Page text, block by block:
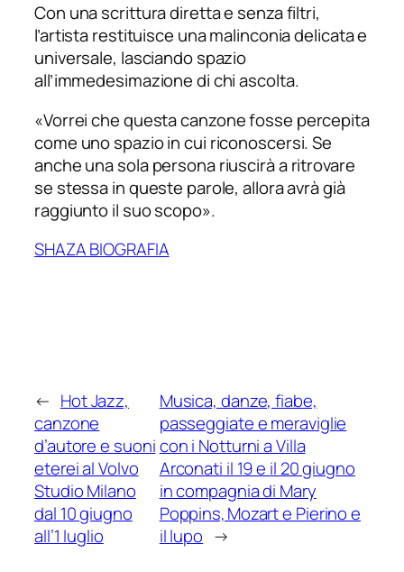
Con una scrittura diretta e senza filtri,
l’artista restituisce una malinconia delicata e
universale, lasciando spazio
all’immedesimazione di chi ascolta.
«Vorrei che questa canzone fosse percepita
come uno spazio in cui riconoscersi. Se
anche una sola persona riuscirà a ritrovare
se stessa in queste parole, allora avrà già
raggiunto il suo scopo».
SHAZA BIOGRAFIA
← Hot Jazz,
canzone
d’autore e suoni
eterei al Volvo
Studio Milano
dal 10 giugno
all’1 luglio
Musica, danze, fiabe,
passeggiate e meraviglie
con i Notturni a Villa
Arconati il 19 e il 20 giugno
in compagnia di Mary
Poppins, Mozart e Pierino e
il lupo →